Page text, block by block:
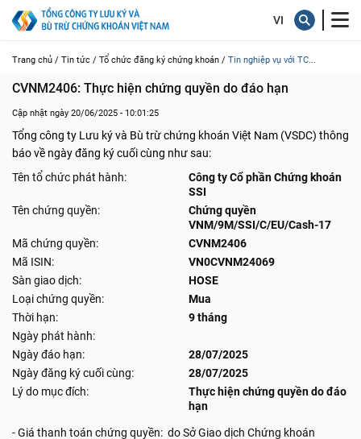
Trang chủ / Tin tức / Tổ chức đăng ký chứng khoán / Tin nghiệp vụ với TC...
CVNM2406: Thực hiện chứng quyền do đáo hạn
Cập nhật ngày 20/06/2025 - 10:01:25
Tổng công ty Lưu ký và Bù trừ chứng khoán Việt Nam (VSDC) thông
báo về ngày đăng ký cuối cùng như sau:
Tên tổ chức phát hành:
Công ty Cổ phần Chứng khoán
SSI
Tên chứng quyền:
Chứng quyền
VNM/9M/SSI/C/EU/Cash-17
Mã chứng quyền:
CVNM2406
Mã ISIN:
VN0CVNM24069
Sàn giao dịch:
HOSE
Loại chứng quyền:
Mua
Thời hạn:
9 tháng
Ngày phát hành:
Ngày đáo hạn:
28/07/2025
Ngày đăng ký cuối cùng:
28/07/2025
Lý do mục đích:
Thực hiện chứng quyền do đáo
hạn
- Giá thanh toán chứng quyền: do Sở Giao dịch Chứng khoán